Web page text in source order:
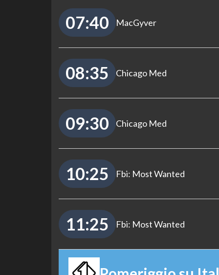
07:40 MacGyver
08:35 Chicago Med
09:30 Chicago Med
10:25 Fbi: Most Wanted
11:25 Fbi: Most Wanted